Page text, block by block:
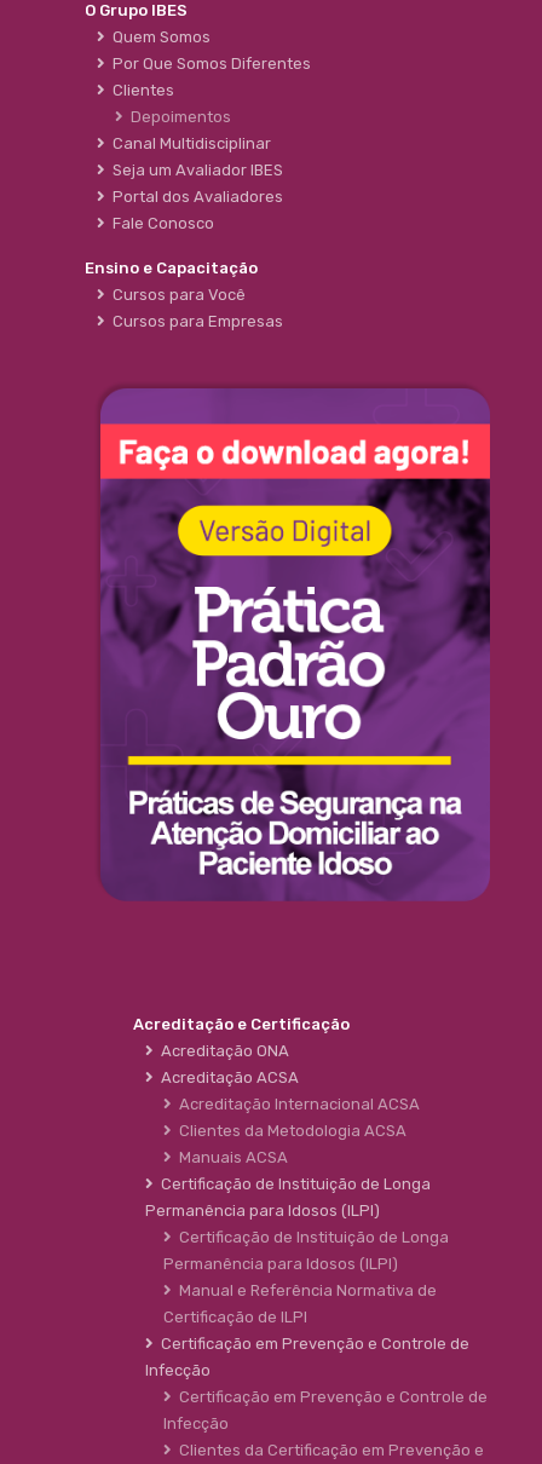
O Grupo IBES
Quem Somos
Por Que Somos Diferentes
Clientes
Depoimentos
Canal Multidisciplinar
Seja um Avaliador IBES
Portal dos Avaliadores
Fale Conosco
Ensino e Capacitação
Cursos para Você
Cursos para Empresas
Acreditação e Certificação
Acreditação ONA
Acreditação ACSA
Acreditação Internacional ACSA
Clientes da Metodologia ACSA
Manuais ACSA
Certificação de Instituição de Longa
Permanência para Idosos (ILPI)
Certificação de Instituição de Longa
Permanência para Idosos (ILPI)
Manual e Referência Normativa de
Certificação de ILPI
Certificação em Prevenção e Controle de
Infecção
Certificação em Prevenção e Controle de
Infecção
Clientes da Certificação em Prevenção e